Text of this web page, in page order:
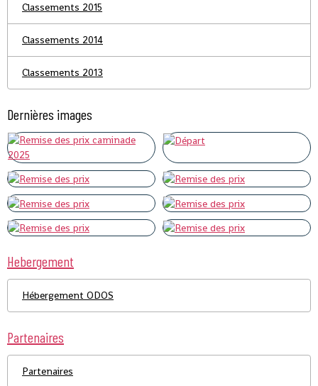
Classements 2015
Classements 2014
Classements 2013
Dernières images
Hebergement
Hébergement ODOS
Partenaires
Partenaires